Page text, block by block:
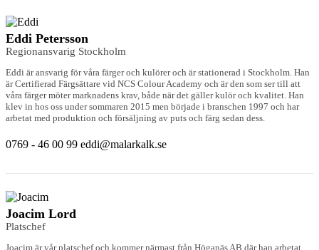
Eddi Petersson
Regionansvarig Stockholm
Eddi är ansvarig för våra färger och kulörer och är stationerad i Stockholm. Han
är Certifierad Färgsättare vid NCS Colour Academy och är den som ser till att
våra färger möter marknadens krav, både när det gäller kulör och kvalitet. Han
klev in hos oss under sommaren 2015 men började i branschen 1997 och har
arbetat med produktion och försäljning av puts och färg sedan dess.
0769 - 46 00 99 eddi@malarkalk.se
Joacim Lord
Platschef
Joacim är vår platschef och kommer närmast från Höganäs AB där han arbetat